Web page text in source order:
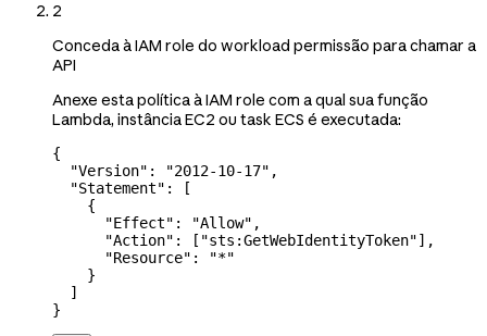
2
Conceda à IAM role do workload permissão para chamar a
API
Anexe esta política à IAM role com a qual sua função
Lambda, instância EC2 ou task ECS é executada:
{
  "Version"
: "2012-10-17" ,
  "Statement"
: [
    {
      "Effect"
: "Allow" ,
      "Action"
: [ "sts:GetWebIdentityToken"],
      "Resource"
:
"*"
    }
  ]
}